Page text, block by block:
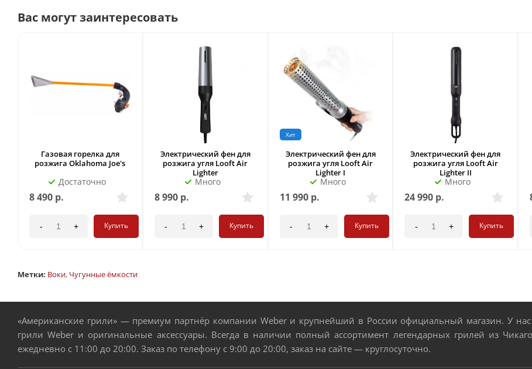
Вас могут заинтересовать
Газовая горелка для
розжига Oklahoma Joe's
Достаточно
8 490 р.
- + Купить
Электрический фен для
розжига угля Looft Air
Lighter
Много
8 990р.
- + Купить
Хит
Электрический фен для
розжига угля Looft Air
Lighter I
Много
11 990р.
- + Купить
Электрический фен для
розжига угля Looft Air
Lighter II
Много
24 990 р.
- + Купить
Метки: Воки, Чугунные ёмкости
«Американские грили» — премиум партнёр компании Weber и крупнейший в России официальный магазин. У нас
грили Weber и оригинальные аксессуары. Всегда в наличии полный ассортимент легендарных грилей из
ежедневно с 11:00 до 20:00. Заказ по телефону с 9:00 до 20:00, заказ на сайте — круглосуточно.